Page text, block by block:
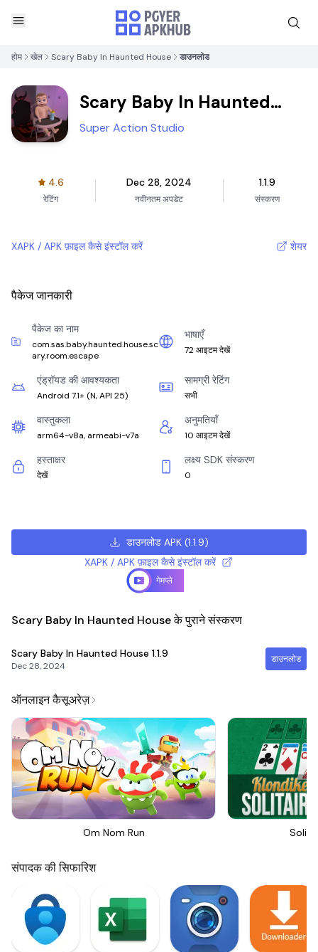
होम खेल Scary Baby In Haunted House डाउनलोड
Scary Baby In Haunted
House
Super Action Studio
4.6
रेटिंग
Dec 28, 2024
नवीनतम अपडेट
1.1.9
संस्करण
XAPK / APK फ़ाइल कैसे इंस्टॉल करें शेयर
पैकेज जानकारी
पैकेज का नाम
com.sas.baby.haunted.house.sc
ary.room.escape
भाषाएँ
72 आइटम देखें
एंड्रॉयड की आवश्यकता
Android 7.1+ (N, API 25)
सामग्री रेटिंग
सभी
वास्तुकला
arm64-v8a, armeabi-v7a
अनुमतियाँ
10 आइटम देखें
हस्ताक्षर
देखें
लक्ष्य SDK संस्करण
0
डाउनलोड APK(1.1.9)
XAPK / APK फ़ाइल कैसे इंस्टॉल करें
गेमप्ले
Scary Baby In Haunted House के पुराने संस्करण
Scary Baby In Haunted House 1.1.9
Dec 28, 2024
डाउनलोड
ऑनलाइन कैसूअरेज़
Om Nom Run
संपादक की सिफारिश